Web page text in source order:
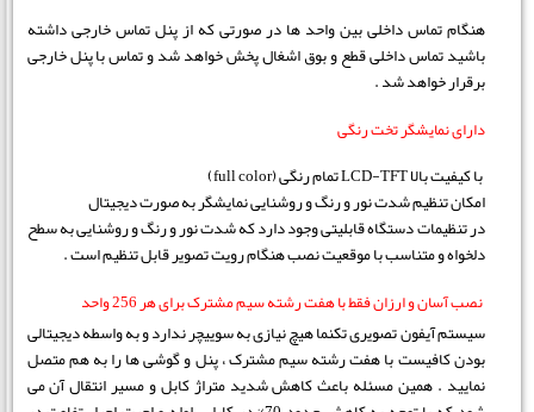
هنگام تماس داخلی بین واحد ها در صورتی که از پنل تماس خارجی داشته
باشید تماس داخلی قطع و بوق اشغال پخش خواهد شد و تماس با پنل خارجی
برقرار خواهد شد .
دارای نمایشگر تخت رنگی
با کیفیت بالا LCD-TFT تمام رنگی (full color)
امکان تنظیم شدت نور و رنگ و روشنایی نمایشگر به صورت دیجیتال
در تنظیمات دستگاه قابلیتی وجود دارد که شدت نور و رنگ و روشنایی به سطح
دلخواه و متناسب با موقعیت نصب هنگام رویت تصویر قابل تنظیم است .
نصب آسان و ارزان فقط با هفت رشته سیم مشترک برای هر 256 واحد
سیستم آیفون تصویری تکنما هیچ نیازی به سوییچر ندارد و به واسطه دیجیتالی
بودن کافیست با هفت رشته سیم مشترک ، پنل و گوشی ها را به هم متصل
نمایید . همین مسئله باعث کاهش شدید متراژ کابل و مسیر انتقال آن می